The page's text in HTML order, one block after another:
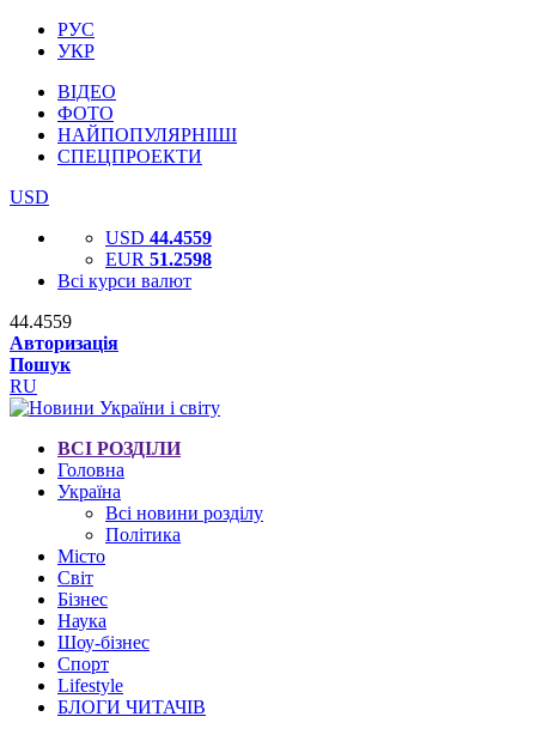
РУС
УКР
ВІДЕО
ФОТО
НАЙПОПУЛЯРНІШІ
СПЕЦПРОЕКТИ
USD
USD 44.4559
EUR 51.2598
Всі курси валют
44.4559
Авторизація
Пошук
RU
ВСІ РОЗДІЛИ
Головна
Україна
Всі новини розділу
Політика
Місто
Світ
Бізнес
Наука
Шоу-бізнес
Спорт
Lifestyle
БЛОГИ ЧИТАЧІВ